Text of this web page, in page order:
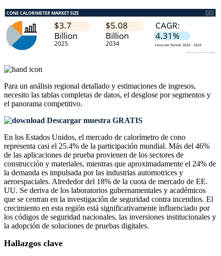
Para un análisis regional detallado y estimaciones de ingresos,
necesito las tablas completas de datos, el desglose por segmentos y
el panorama competitivo.
Descargar muestra GRATIS
En los Estados Unidos, el mercado de calorímetro de cono
representa casi el 25.4% de la participación mundial. Más del 46%
de las aplicaciones de prueba provienen de los sectores de
construcción y materiales, mientras que aproximadamente el 24% de
la demanda es impulsada por las industrias automotrices y
aeroespaciales. Alrededor del 18% de la cuota de mercado de EE.
UU. Se deriva de los laboratorios gubernamentales y académicos
que se centran en la investigación de seguridad contra incendios. El
crecimiento en esta región está significativamente influenciado por
los códigos de seguridad nacionales, las inversiones institucionales y
la adopción de soluciones de pruebas digitales.
Hallazgos clave